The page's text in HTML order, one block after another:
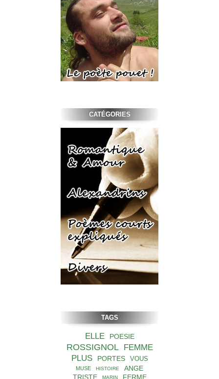
CATÉGORIES
TAGS
ELLE POESIE
ROSSIGNOL
FEMME
PLUS
PORTES VOUS
MUSE HISTOIRE
ANGE
TRISTE
MARIN FERME